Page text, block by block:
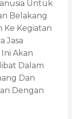
Untuk
Belakang
Ke Kegiatan
Jasa
Akan
Dalam
Dan
Dengan